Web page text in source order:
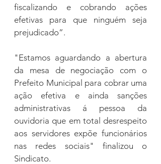
fiscalizando e cobrando ações
efetivas para que ninguém seja
prejudicado”.
"Estamos aguardando a abertura
da mesa de negociação com o
Prefeito Municipal para cobrar uma
ação efetiva e ainda sanções
administrativas á pessoa da
ouvidoria que em total desrespeito
aos servidores expõe funcionários
nas redes sociais" finalizou o
Sindicato.